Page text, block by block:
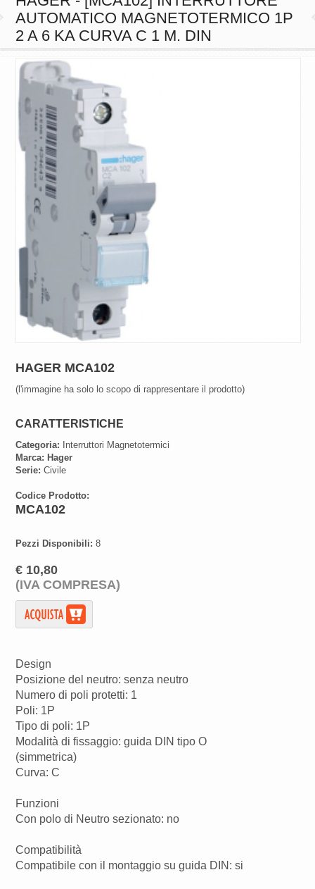
2 A 6 KA CURVA C 1 M. DIN
HAGER MCA102
(l'immagine ha solo lo scopo di rappresentare il prodotto)
CARATTERISTICHE
Categoria: Interruttori Magnetotermici
Marca: Hager
Serie: Civile
Codice Prodotto:
MCA102
Pezzi Disponibili: 8
€ 10,80
(IVA COMPRESA)
Design
Posizione del neutro: senza neutro
Numero di poli protetti: 1
Poli: 1P
Tipo di poli: 1P
Modalità di fissaggio: guida DIN tipo O
(simmetrica)
Curva: C
Funzioni
Con polo di Neutro sezionato: no
Compatibilità
Compatibile con il montaggio su guida DIN: si